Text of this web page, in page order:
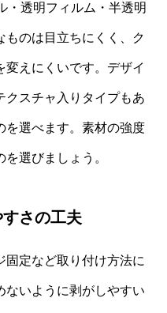
・透明フィルム・半透明
ものは目立ちにくく、ク
変えにくいです。デザイ
クスチャ入りタイプもあ
を選べます。素材の強度
選びましょう。
さの工夫
固定など取り付け方法に
ないように剥がしやすい